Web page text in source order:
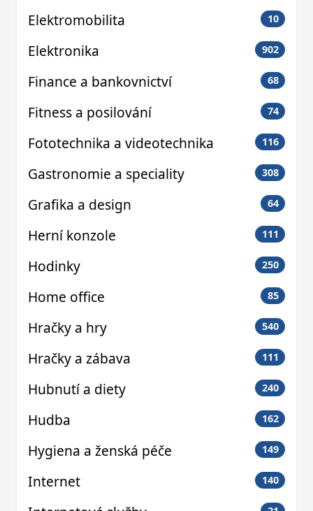
Elektromobilita 10
Elektronika 902
Finance a bankovnictví 68
Fitness a posilování 74
Fototechnika a videotechnika 116
Gastronomie a speciality 308
Grafika a design 64
Herní konzole 111
Hodinky 250
Home office 85
Hračky a hry 540
Hračky a zábava 111
Hubnutí a diety 240
Hudba 162
Hygiena a ženská péče 149
Internet 140